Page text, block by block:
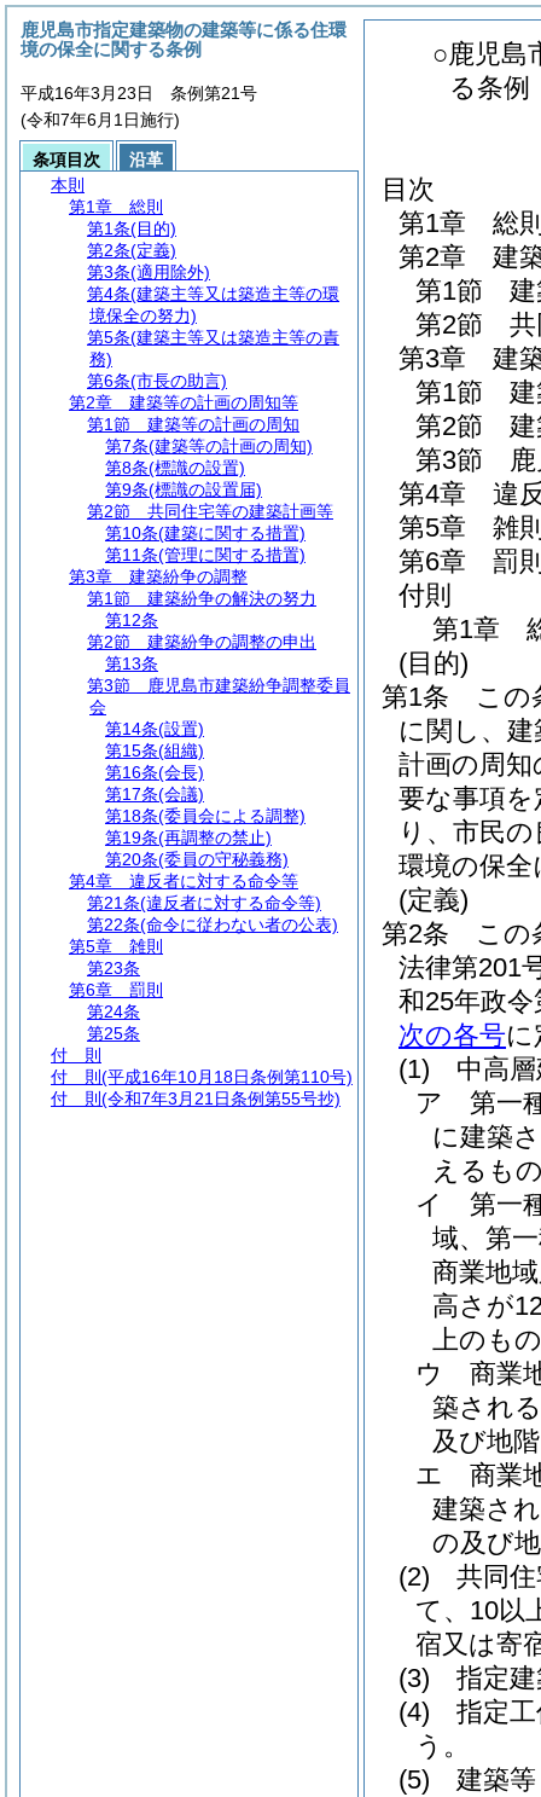
○鹿児島
る条例
目次
第1章
総
第2章
建
第1節
第2節
第3章
建
第1節
第2節
第3節
第4章
違
第5章
雑
第6章
罰
付則
第1章
(目的)
第1条
この
に関し、
計画の周
要な事項
り、市民
環境の保
(定義)
第2条
この
法律第201
和25年政
次の各号
(1)
中高
ア
第一
に建築
えるも
イ
第一
域、第
商業地
高さが
上のもの
ウ
商業
築され
及び地
エ
商業
建築さ
の及び
(2)
共同
て、10以
宿又は寄
(3)
指定
(4)
指定
う。
(5)
建築
鹿児島市指定建築物の建築等に係る住環
境の保全に関する条例
平成16年3月23日 条例第21号
(令和7年6月1日施行)
条項目次
沿革
本則
第1章
総則
第1条(目的)
第2条(定義)
第3条(適用除外)
第4条(建築主等又は築造主等の環
境保全の努力)
第5条(建築主等又は築造主等の責
務)
第6条(市長の助言)
第2章
建築等の計画の周知等
第1節
建築等の計画の周知
第7条(建築等の計画の周知)
第8条(標識の設置)
第9条(標識の設置届)
第2節
共同住宅等の建築計画等
第10条(建築に関する措置)
第11条(管理に関する措置)
第3章
建築紛争の調整
第1節
建築紛争の解決の努力
第12条
第2節
建築紛争の調整の申出
第13条
第3節
鹿児島市建築紛争調整委員
会
第14条(設置)
第15条(組織)
第16条(会長)
第17条(会議)
第18条(委員会による調整)
第19条(再調整の禁止)
第20条(委員の守秘義務)
第4章
違反者に対する命令等
第21条(違反者に対する命令等)
第22条(命令に従わない者の公表)
第5章
雑則
第23条
第6章
罰則
第24条
第25条
付 則
付 則 (平成16年10月18日条例第110号)
付 則 (令和7年3月21日条例第55号抄)